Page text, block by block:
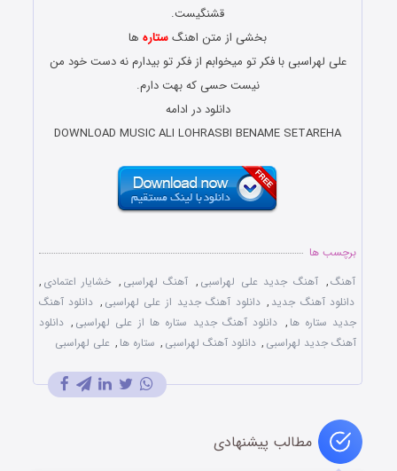
قشنگیست.
بخشی از متن اهنگستاره ها
علی لهراسبی با فکر تو میخوابم از فکر تو بیدارم نه دست خود من
نیست حسی که بهت دارم.
دانلود در ادامه
DOWNLOAD MUSIC ALI LOHRASBI BENAME SETAREHA
برچسب ها
آهنگ, آهنگ جدید علی لهراسبی , آهنگ لهراسبی , خشایار اعتمادی ,
دانلود آهنگ جدید , دانلود آهنگ جدید از علی لهراسبی , دانلود آهنگ
جدید ستاره ها , دانلود آهنگ جدید ستاره ها از علی لهراسبی , دانلود
آهنگ جدید لهراسبی , دانلود آهنگ لهراسبی , ستاره ها , علی لهراسبی
مطالب پیشنهادی